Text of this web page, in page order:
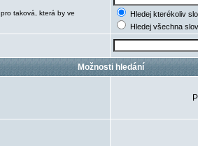
pro taková, která by ve
Hledej kterékoliv
Hledej všechna
Možnosti hledání